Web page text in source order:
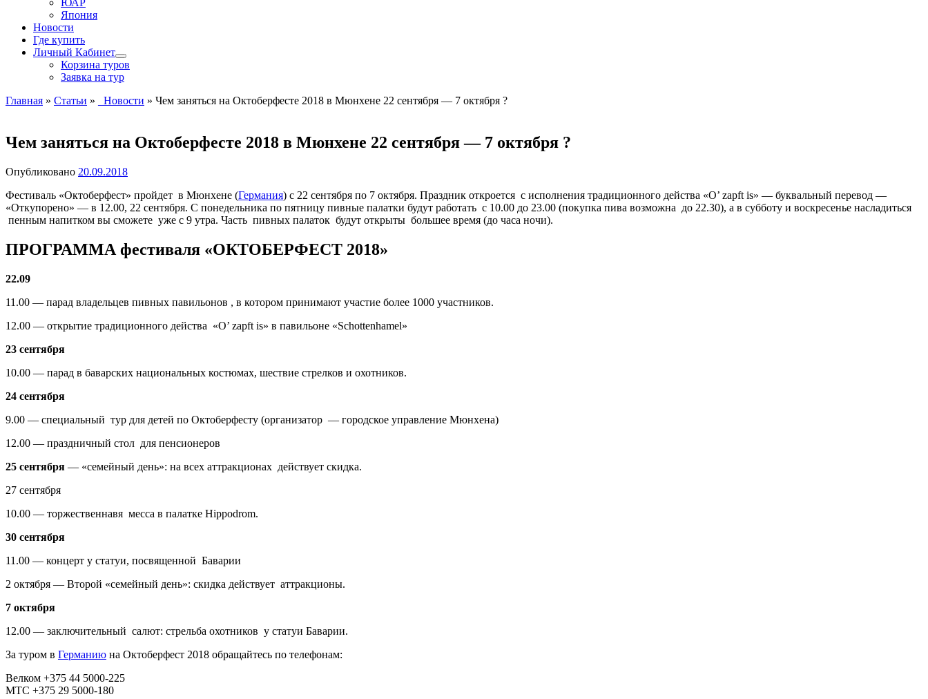
ЮАР
Япония
Новости
Где купить
Личный Кабинет
Корзина туров
Заявка на тур
Главная » Статьи » _Новости » Чем заняться на Октоберфесте 2018 в Мюнхене 22 сентября — 7 октября ?
Чем заняться на Октоберфесте 2018 в Мюнхене 22 сентября — 7 октября ?
Опубликовано 20.09.2018
Фестиваль «Октоберфест» пройдет в Мюнхене (Германия) с 22 сентября по 7 октября. Праздник откроется с исполнения традиционного действа «O’ zapft is» — буквальный перевод —
«Откупорено» — в 12.00, 22 сентября. С понедельника по пятницу пивные палатки будут работать с 10.00 до 23.00 (покупка пива возможна до 22.30), а в субботу и воскресенье насладиться
пенным напитком вы сможете уже с 9 утра. Часть пивных палаток будут открыты большее время (до часа ночи).
ПРОГРАММА фестиваля «ОКТОБЕРФЕСТ 2018»
22.09
11.00 — парад владельцев пивных павильонов , в котором принимают участие более 1000 участников.
12.00 — открытие традиционного действа «O’ zapft is» в павильоне «Schottenhamel»
23 сентября
10.00 — парад в баварских национальных костюмах, шествие стрелков и охотников.
24 сентября
9.00 — специальный тур для детей по Октоберфесту (организатор — городское управление Мюнхена)
12.00 — праздничный стол для пенсионеров
25 сентября — «семейный день»: на всех аттракционах действует скидка.
27 сентября
10.00 — торжественнавя месса в палатке Hippodrom.
30 сентября
11.00 — концерт у статуи, посвященной Баварии
2 октября — Второй «семейный день»: скидка действует аттракционы.
7 октября
12.00 — заключительный салют: стрельба охотников у статуи Баварии.
За туром в Германию на Октоберфест 2018 обращайтесь по телефонам:
Велком +375 44 5000-225
МТС +375 29 5000-180